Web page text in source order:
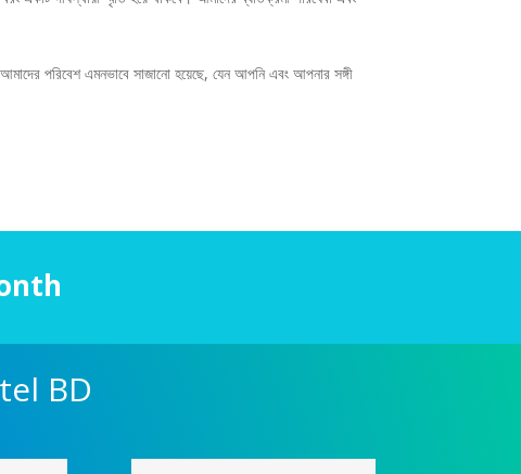
পরিবেশ এমনভাবে সাজানো হয়েছে, যেন আপনি এবং আপনার সঙ্গী
BD